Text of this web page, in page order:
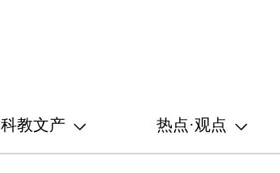
科教文产 热点·观点